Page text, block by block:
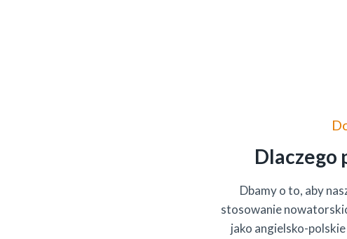
Dlaczego
Dbamy o to, aby
stosowanie
jako angielsko-